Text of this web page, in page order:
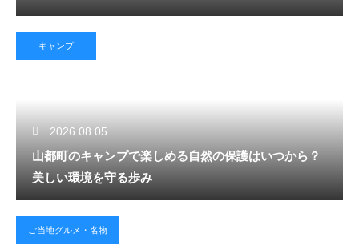
キャンプ
2026.08.05
山都町のキャンプで楽しめる自然の保護はいつから？
美しい環境を守る歩み
ご当地グルメ・名物